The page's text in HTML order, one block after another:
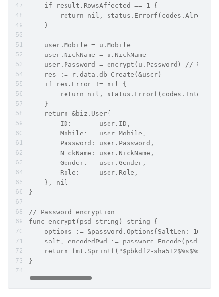
    if result.RowsAffected == 1 {
return nil,
    }
    user.Mobile = u.Mobile
    user.NickName = u.NickName
user.Password = encrypt(u.Password) // 密码加
    res := r.data.db.Create(&user)
    if res.Error != nil {
return nil,
    }
    return &biz.User{
        ID:       user.ID,
        Mobile:   user.Mobile,
        Password: user.Password,
        NickName: user.NickName,
        Gender:   user.Gender,
        Role:     user.Role,
    }, nil
}
// Password encryption
func encrypt(psd string) string {
options := &password.Options{SaltLen: 16,
salt, encodedPwd := password.Encode(psd,
return fmt.Sprintf("$pbkdf2-sha512$%s$%s",
}